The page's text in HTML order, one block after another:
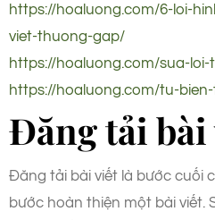
https://hoaluong.com/6-loi-
viet-thuong-gap/
https://hoaluong.com/sua-
https://hoaluong.com/tu-
Đăng tải bài
Đăng tải bài viết là bước cuối
bước hoàn thiện một bài viết.